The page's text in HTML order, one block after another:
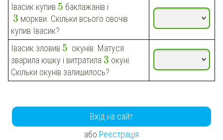
Івасик купив 5 баклажанів і
3 моркви. Скільки всього овочів
купив Івасик?
Івасик зловив 5 окунів. Матуся
зварила юшку і витратила 3 окуні.
Скільки окунів залишилось?
Вхід на сайт
або Реєстрація